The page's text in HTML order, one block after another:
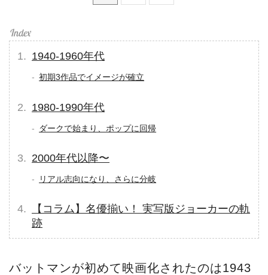
1940-1960年代
初期3作品でイメージが確立
1980-1990年代
ダークで始まり、ポップに回帰
2000年代以降〜
リアル志向になり、さらに分岐
【コラム】名優揃い！ 実写版ジョーカーの軌
跡
バットマンが初めて映画化されたのは1943